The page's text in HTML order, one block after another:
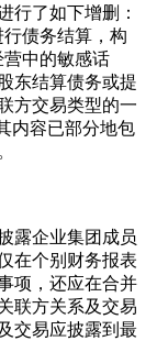
了如下增删：
债务结算，构
营中的敏感话
东结算债务或提
方交易类型的一
内容已部分地包
露企业集团成员
在个别财务报表
项，还应在合并
联方关系及交易
交易应披露到最